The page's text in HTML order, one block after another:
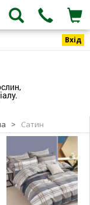
Вхід
> Сатин